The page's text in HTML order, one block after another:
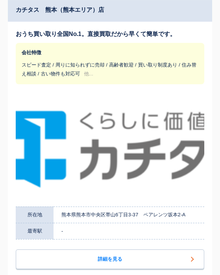
カチタス 熊本（熊本エリア）店
おうち買い取り全国No.1。直接買取だから早くて簡単です。
会社特徴
スピード査定 / 周りに知られずに売却 / 高齢者歓迎 / 買い取り制度あり / 住み替
え相談 / 古い物件も対応可
他...
所在地 熊本県熊本市中央区帯山6丁目3-37 ペアレンツ坂本2-A
最寄駅 -
詳細を見る